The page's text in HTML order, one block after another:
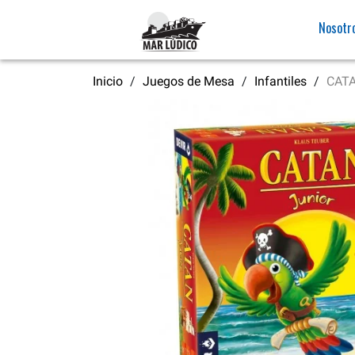
Inicio Juegos de Mesa Infantiles